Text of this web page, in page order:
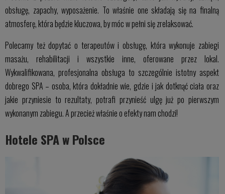
obsługę, zapachy, wyposażenie. To właśnie one składają się na finalną
atmosferę, która będzie kluczowa, by móc w pełni się zrelaksować.
Polecamy też dopytać o terapeutów i obsługę, która wykonuje zabiegi
masażu, rehabilitacji i wszystkie inne, oferowane przez lokal.
Wykwalifikowana, profesjonalna obsługa to szczególnie istotny aspekt
dobrego SPA – osoba, która dokładnie wie, gdzie i jak dotknąć ciała oraz
jakie przyniesie to rezultaty, potrafi przynieść ulgę już po pierwszym
wykonanym zabiegu. A przecież właśnie o efekty nam chodzi!
Hotele SPA w Polsce